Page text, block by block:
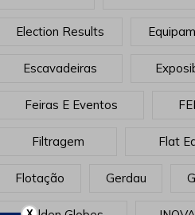
Election Results
Escavadeiras
Feiras E Eventos
Filtragem Flat
Flotação Gerdau